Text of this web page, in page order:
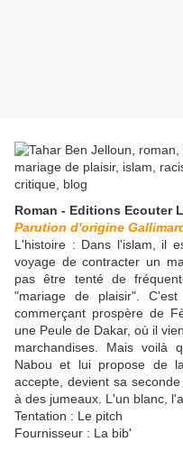
Roman - Editions Ecouter
Parution d'origine
L'histoire : Dans l'islam, il
voyage de contracter un
pas être tenté de
"mariage de plaisir".
commerçant prospère de
une Peule de Dakar, où il
marchandises. Mais voilà
Nabou et lui propose de
accepte, devient sa
à des jumeaux. L'un blanc,
Tentation : Le pitch
Fournisseur : La bib'